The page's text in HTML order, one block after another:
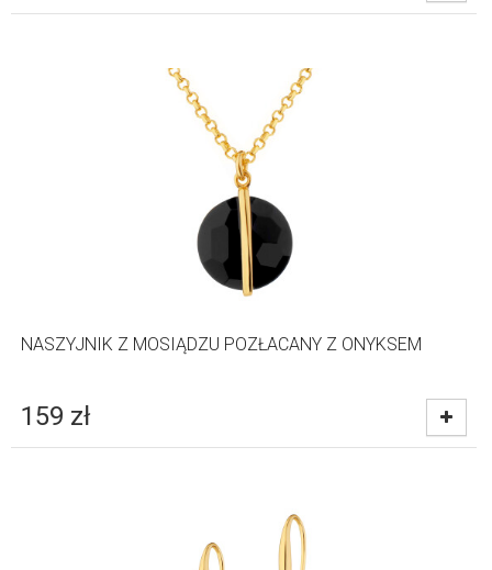
NASZYJNIK Z MOSIĄDZU POZŁACANY Z ONYKSEM
159 zł